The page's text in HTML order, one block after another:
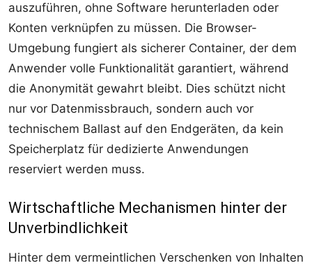
auszuführen, ohne Software herunterladen oder
Konten verknüpfen zu müssen. Die Browser-
Umgebung fungiert als sicherer Container, der dem
Anwender volle Funktionalität garantiert, während
die Anonymität gewahrt bleibt. Dies schützt nicht
nur vor Datenmissbrauch, sondern auch vor
technischem Ballast auf den Endgeräten, da kein
Speicherplatz für dedizierte Anwendungen
reserviert werden muss.
Wirtschaftliche Mechanismen hinter der
Unverbindlichkeit
Hinter dem vermeintlichen Verschenken von Inhalten